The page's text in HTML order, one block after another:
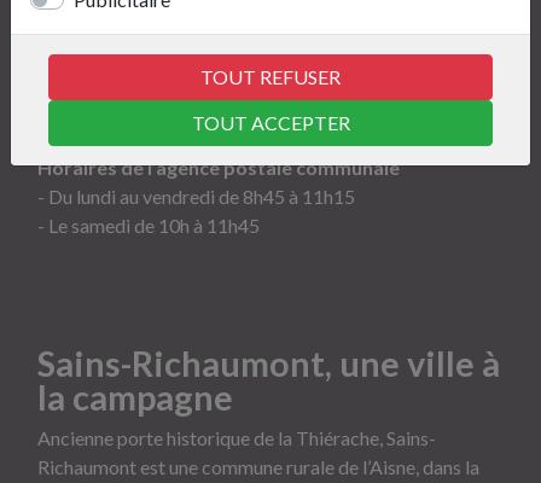
TOUT REFUSER
TOUT ACCEPTER
Horaires du service cartes d’identité/passeports
- Lundi, mardi, jeudi et vendredi de 13h15 à 16h45
03 23 60 31 24
Horaires de l’agence postale communale
- Du lundi au vendredi de 8h45 à 11h15
- Le samedi de 10h à 11h45
Sains-Richaumont, une ville à
la campagne
Ancienne porte historique de la Thiérache, Sains-
Richaumont est une commune rurale de l’Aisne, dans la